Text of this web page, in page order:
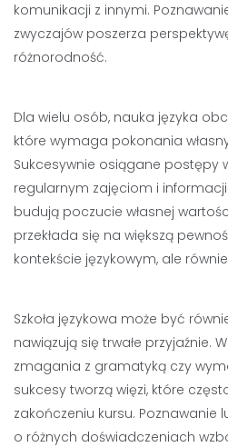
komunikacji z innymi.
zwyczajów poszerza
różnorodność.
Dla wielu osób, nauka języka
które wymaga pokonania
Sukcesywnie osiągane postępy
regularnym zajęciom i
budują poczucie własnej
przekłada się na większą
kontekście językowym, ale
Szkoła językowa może być
nawiązują się trwałe przyjaźnie.
zmagania z gramatyką czy
sukcesy tworzą więzi, które
zakończeniu kursu. Poznawanie
o różnych doświadczeniach